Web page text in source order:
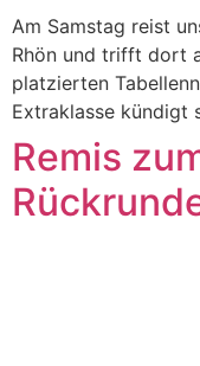
Am Samstag reist
Rhön und trifft dort
platzierten
Extraklasse kündigt
Remis